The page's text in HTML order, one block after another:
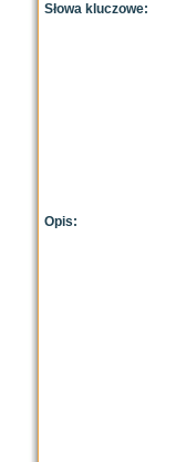
Słowa kluczowe:
Opis: